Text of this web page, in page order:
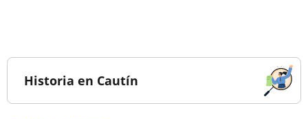
Historia en Cautín